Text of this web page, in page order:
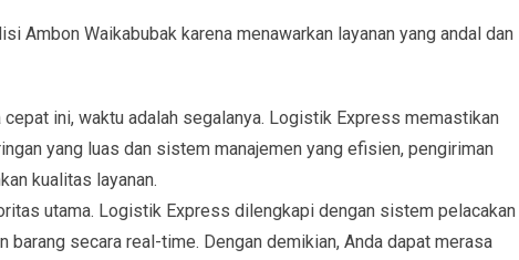
Ambon Waikabubak karena menawarkan layanan yang andal dan
ini, waktu adalah segalanya. Logistik Express memastikan
yang luas dan sistem manajemen yang efisien, pengiriman
kualitas layanan.
utama. Logistik Express dilengkapi dengan sistem pelacakan
barang secara real-time. Dengan demikian, Anda dapat merasa